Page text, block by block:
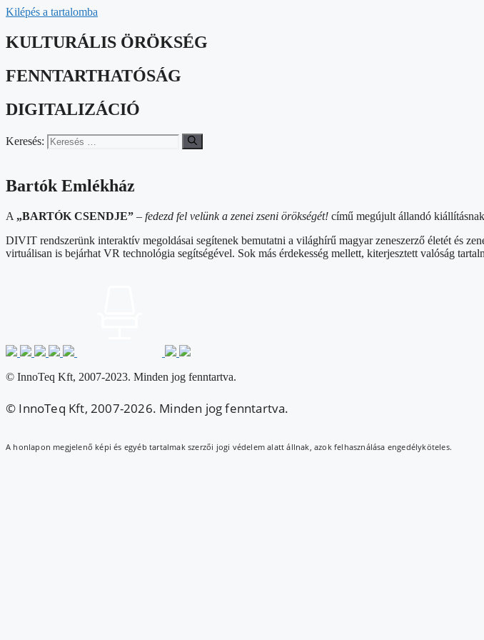
Kilépés a tartalomba
KULTURÁLIS ÖRÖKSÉG
FENNTARTHATÓSÁG
DIGITALIZÁCIÓ
Keresés:
Bartók Emlékház
A „BARTÓK CSENDJE” – fedezd fel velünk a zenei zseni örökségét! című megújult állandó
DIVIT rendszerünk interaktív megoldásai segítenek bemutatni a világhírű magyar zeneszerző életét és
virtuálisan is bejárhat VR technológia segítségével. Sok más érdekesség mellett, kiterjesztett valóság
© InnoTeq Kft, 2007-2023. Minden jog fenntartva.
© InnoTeq Kft, 2007-2026. Minden jog fenntartva.
A honlapon megjelenő képi és egyéb tartalmak szerzői jogi védelem alatt állnak, azok felhasználása engedélyköteles.